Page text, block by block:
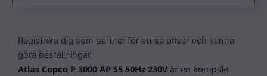
Registrera dig som partner för att se priser och kunna
göra beställningar.
Atlas Copco P 3000 AP S5 50Hz 230V är en kompakt